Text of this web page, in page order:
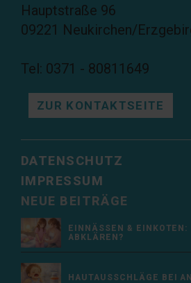
Hauptstraße 96
09221 Neukirchen/
Tel: 0371 - 80811649
ZUR KONTAKTSEITE
DATENSCHUTZ
IMPRESSUM
NEUE BEITRÄGE
EINNÄSSEN & EINKOTEN:
ABKLÄREN?
HAUTAUSSCHLÄGE BEI